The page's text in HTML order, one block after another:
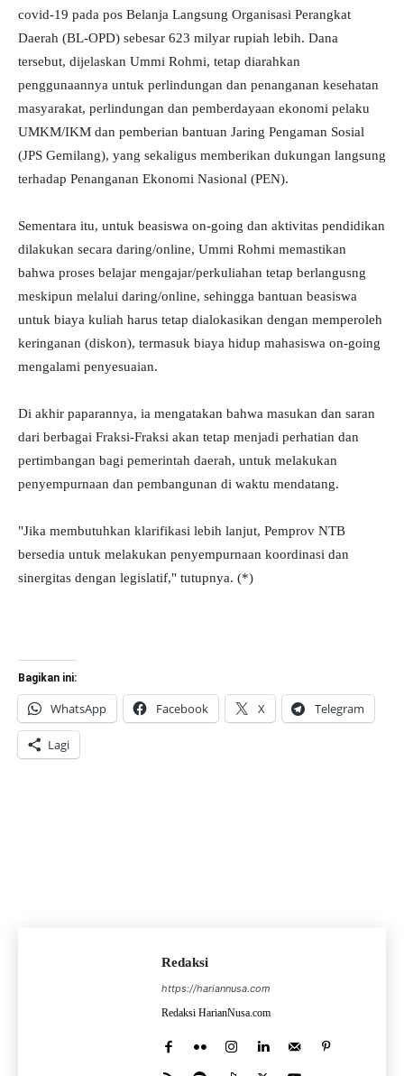
covid-19 pada pos Belanja Langsung Organisasi Perangkat
Daerah (BL-OPD) sebesar 623 milyar rupiah lebih. Dana
tersebut, dijelaskan Ummi Rohmi, tetap diarahkan
penggunaannya untuk perlindungan dan penanganan kesehatan
masyarakat, perlindungan dan pemberdayaan ekonomi pelaku
UMKM/IKM dan pemberian bantuan Jaring Pengaman Sosial
(JPS Gemilang), yang sekaligus memberikan dukungan langsung
terhadap Penanganan Ekonomi Nasional (PEN).
Sementara itu, untuk beasiswa on-going dan aktivitas pendidikan
dilakukan secara daring/online, Ummi Rohmi memastikan
bahwa proses belajar mengajar/perkuliahan tetap berlangusng
meskipun melalui daring/online, sehingga bantuan beasiswa
untuk biaya kuliah harus tetap dialokasikan dengan memperoleh
keringanan (diskon), termasuk biaya hidup mahasiswa on-going
mengalami penyesuaian.
Di akhir paparannya, ia mengatakan bahwa masukan dan saran
dari berbagai Fraksi-Fraksi akan tetap menjadi perhatian dan
pertimbangan bagi pemerintah daerah, untuk melakukan
penyempurnaan dan pembangunan di waktu mendatang.
"Jika membutuhkan klarifikasi lebih lanjut, Pemprov NTB
bersedia untuk melakukan penyempurnaan koordinasi dan
sinergitas dengan legislatif," tutupnya. (*)
Bagikan ini:
WhatsApp Facebook X Telegram
Lagi
Redaksi
https://hariannusa.com
Redaksi HarianNusa.com